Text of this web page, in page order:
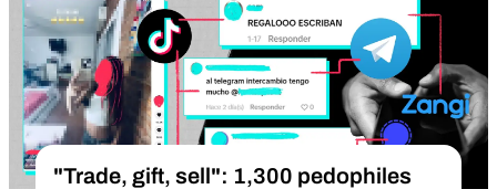
"Trade, gift, sell": 1,300 pedophiles